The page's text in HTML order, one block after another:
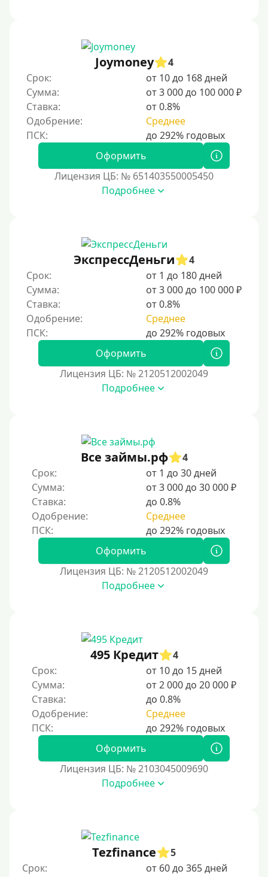
Joymoney
4
Срок:
от 10 до 168 дней
Сумма:
от 3 000 до 100 000 ₽
Ставка:
от 0.8%
Одобрение:
Среднее
Оформить
Лицензия ЦБ: № 651403550005450
Подробнее
ЭкспрессДеньги
4
Срок:
от 1 до 180 дней
Сумма:
от 3 000 до 100 000 ₽
Ставка:
от 0.8%
Одобрение:
Среднее
Оформить
Лицензия ЦБ: № 2120512002049
Подробнее
Все займы.рф
4
Срок:
от 1 до 30 дней
Сумма:
от 3 000 до 30 000 ₽
Ставка:
до 0.8%
Одобрение:
Среднее
Оформить
Лицензия ЦБ: № 2120512002049
Подробнее
495 Кредит
4
Срок:
от 10 до 15 дней
Сумма:
от 2 000 до 20 000 ₽
Ставка:
до 0.8%
Одобрение:
Среднее
Оформить
Лицензия ЦБ: № 2103045009690
Подробнее
Tezfinance
5
Срок:
от 60 до 365 дней